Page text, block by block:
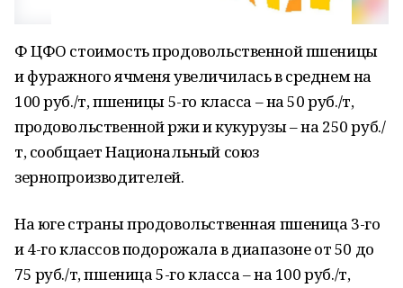
Ф ЦФО стоимость продовольственной пшеницы
и фуражного ячменя увеличилась в среднем на
100 руб./т, пшеницы 5-го класса – на 50 руб./т,
продовольственной ржи и кукурузы – на 250 руб./
т, сообщает Национальный союз
зернопроизводителей.
На юге страны продовольственная пшеница 3-го
и 4-го классов подорожала в диапазоне от 50 до
75 руб./т, пшеница 5-го класса – на 100 руб./т,